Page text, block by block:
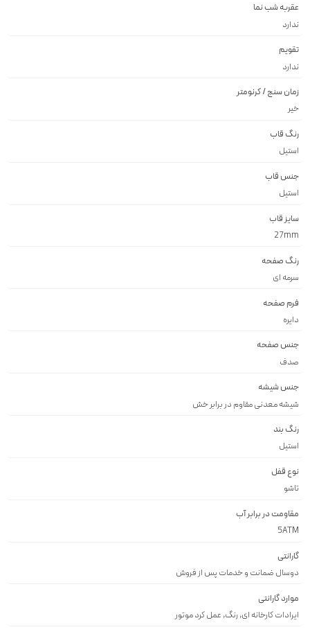
عقربه شب نما
ندارد
تقویم
ندارد
زمان سنج / کرنومتر
خیر
رنگ قاب
استيل
جنس قاب
استيل
سایز قاب
27mm
رنگ صفحه
سرمه اى
فرم صفحه
دايره
جنس صفحه
صدف
جنس شیشه
شيشه معدنى مقاوم در برابر خش
رنگ بند
استيل
نوع قفل
تاشو
مقاومت در برابر آب
5ATM
گارانتی
دوسال ضمانت و خدمات پس از فروش
موارد گارانتی
ایرادات کارخانه ای, رنگ, عمل کرد موتور